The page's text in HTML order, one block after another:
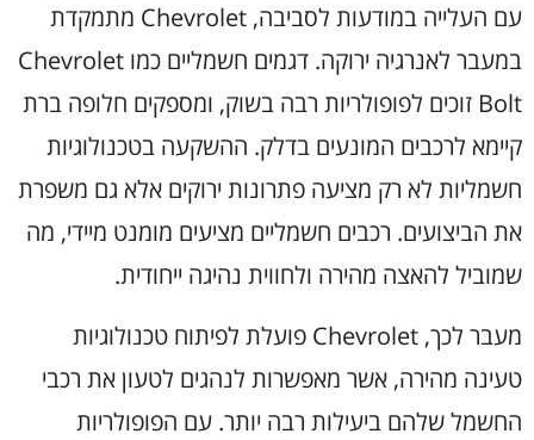
עם העלייה במודעות לסביבה, Chevrolet מתמקדת
במעבר לאנרגיה ירוקה. דגמים חשמליים כמו Chevrolet
Bolt זוכים לפופולריות רבה בשוק, ומספקים חלופה ברת
קיימא לרכבים המונעים בדלק. ההשקעה בטכנולוגיות
חשמליות לא רק מציעה פתרונות ירוקים אלא גם משפרת
את הביצועים. רכבים חשמליים מציעים מומנט מיידי, מה
שמוביל להאצה מהירה ולחווית נהיגה ייחודית.
מעבר לכך, Chevrolet פועלת לפיתוח טכנולוגיות
טעינה מהירה, אשר מאפשרות לנהגים לטעון את רכבי
החשמל שלהם ביעילות רבה יותר. עם הפופולריות